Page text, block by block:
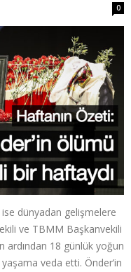
0
dünyadan gelişmelere
ve TBMM Başkanvekili
ardından 18 günlük yoğun
veda etti. Önder’in